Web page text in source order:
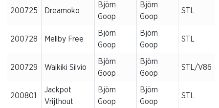
200725 Dreamoko
Björn
Goop
Björn
Goop
STL
200728 Mellby Free
Björn
Goop
Björn
Goop
STL
200729 Waikiki Silvio
Björn
Goop
Björn
Goop
STL/V86
200801
Jackpot
Vrijthout
Björn
Goop
Björn
Goop
STL